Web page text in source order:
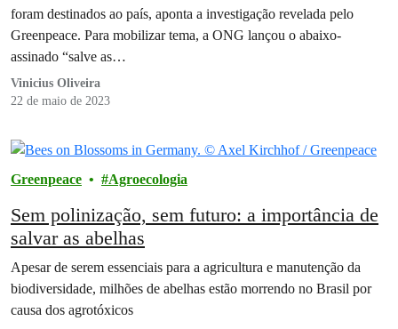
foram destinados ao país, aponta a investigação revelada pelo
Greenpeace. Para mobilizar tema, a ONG lançou o abaixo-
assinado “salve as…
Vinicius Oliveira
22 de maio de 2023
Greenpeace Agroecologia
Sem polinização, sem futuro: a importância de
salvar as abelhas
Apesar de serem essenciais para a agricultura e manutenção da
biodiversidade, milhões de abelhas estão morrendo no Brasil por
causa dos agrotóxicos